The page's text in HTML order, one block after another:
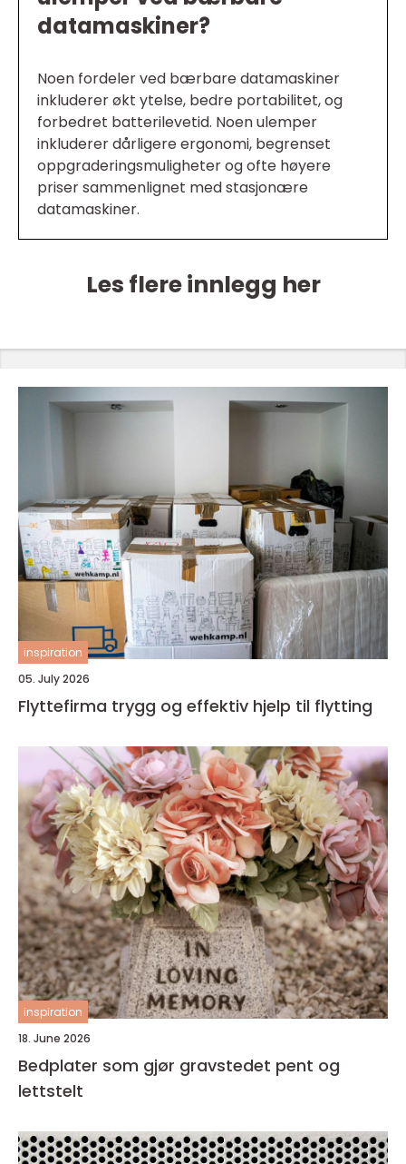
datamaskiner?
Noen fordeler ved bærbare datamaskiner
inkluderer økt ytelse, bedre portabilitet, og
forbedret batterilevetid. Noen ulemper
inkluderer dårligere ergonomi, begrenset
oppgraderingsmuligheter og ofte høyere
priser sammenlignet med stasjonære
datamaskiner.
Les flere innlegg her
inspiration
05. July 2026
Flyttefirma trygg og effektiv hjelp til flytting
inspiration
18. June 2026
Bedplater som gjør gravstedet pent og
lettstelt